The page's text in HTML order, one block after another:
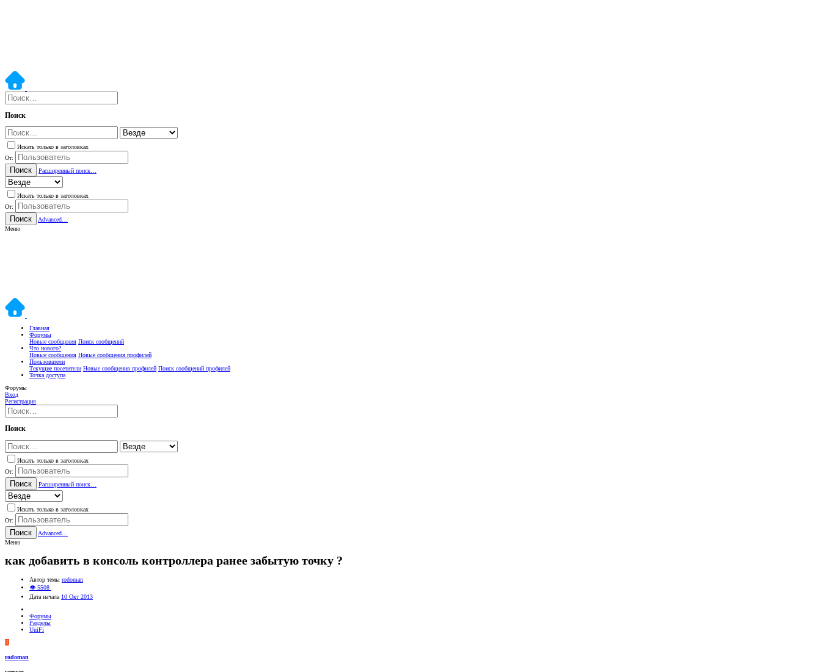
Поиск
Искать только в заголовках
От:
Поиск Расширенный поиск…
Искать только в заголовках
От:
Поиск
Advanced…
Меню
Главная
Форумы
Новые сообщения Поиск сообщений
Что нового?
Новые сообщения Новые сообщения профилей
Пользователи
Текущие посетители Новые сообщения профилей Поиск сообщений профилей
Точка доступа
Форумы
Вход
Регистрация
Поиск
Искать только в заголовках
От:
Поиск Расширенный поиск…
Искать только в заголовках
От:
Поиск
Advanced…
Меню
как добавить в консоль контроллера ранее забытую точку ?
Автор темы rodoman
👁 5508
Дата начала 10 Окт 2013
Форумы
Разделы
UniFi
R
rodoman